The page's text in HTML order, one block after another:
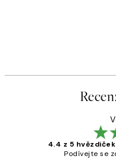
4.4 z 5 hvězdiček
Podívejte se